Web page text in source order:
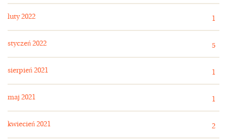
luty 2022 1
styczeń 2022 5
sierpień 2021 1
maj 2021 1
kwiecień 2021 2